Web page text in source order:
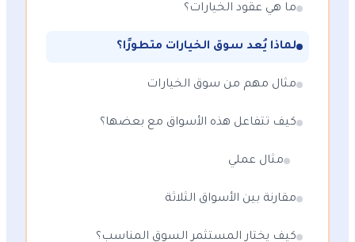
ما هي عقود الخيارات؟
لماذا يُعد سوق الخيارات متطورًا؟
مثال مهم من سوق الخيارات
كيف تتفاعل هذه الأسواق مع بعضها؟
مثال عملي
مقارنة بين الأسواق الثلاثة
كيف يختار المستثمر السوق المناسب؟